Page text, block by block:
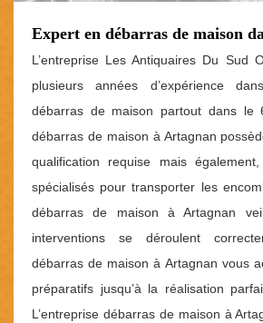
Expert en débarras de maison
L’entreprise Les Antiquaires Du Sud
plusieurs années d’expérience
débarras de maison partout dans le
débarras de maison à Artagnan
qualification requise mais
spécialisés pour transporter les
débarras de maison à Artagnan
interventions se déroulent
débarras de maison à Artagnan vous
préparatifs jusqu’à la réalisation
L’entreprise débarras de maison à